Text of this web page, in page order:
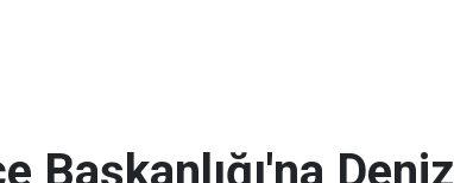
Başkanlığı'na Deniz